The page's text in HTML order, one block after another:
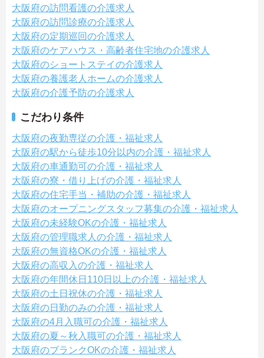
大阪府の訪問看護の介護求人
大阪府の訪問診療の介護求人
大阪府の定期巡回の介護求人
大阪府のケアハウス・高齢者住宅地の介護求人
大阪府のショートステイの介護求人
大阪府の養護老人ホームの介護求人
大阪府の介護予防の介護求人
こだわり条件
大阪府の夜勤専従の介護・福祉求人
大阪府の駅から徒歩10分以内の介護・福祉求人
大阪府の車通勤可の介護・福祉求人
大阪府の寮・借り上げの介護・福祉求人
大阪府の住宅手当・補助の介護・福祉求人
大阪府のオープニングスタッフ募集の介護・福祉求人
大阪府の未経験OKの介護・福祉求人
大阪府の管理職求人の介護・福祉求人
大阪府の無資格OKの介護・福祉求人
大阪府の高収入の介護・福祉求人
大阪府の年間休日110日以上の介護・福祉求人
大阪府の土日祝休の介護・福祉求人
大阪府の日勤のみの介護・福祉求人
大阪府の4月入職可の介護・福祉求人
大阪府の夏～秋入職可の介護・福祉求人
大阪府のブランクOKの介護・福祉求人